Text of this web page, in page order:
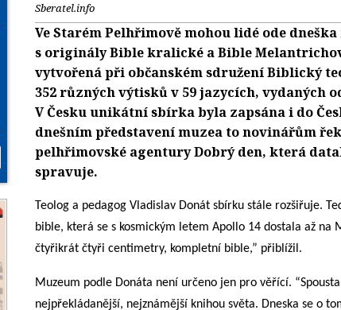
Sberatel.info
Ve Starém Pelhřimově mohou lidé ode
s originály Bible kralické a Bible
vytvořená při občanském sdružení Biblický
352 různých výtisků v 59 jazycích, vydaných
V Česku unikátní sbírka byla zapsána i do
dnešním představení muzea to novinářům
pelhřimovské agentury Dobrý den, která
spravuje.
Teolog a pedagog Vladislav Donát sbírku stále rozšiřuje.
bible, která se s kosmickým letem Apollo 14 dostala až na
čtyřikrát čtyři centimetry, kompletní bible,” přiblížil.
Muzeum podle Donáta není určeno jen pro věřící.
nejpřekládanější, nejznámější knihou světa. Dneska se o